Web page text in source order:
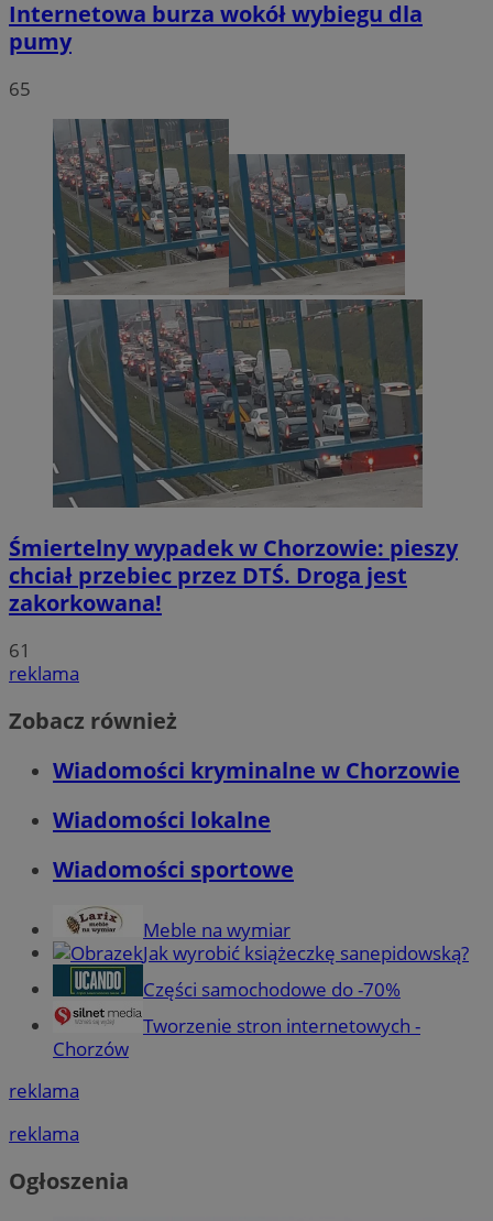
Internetowa burza wokół wybiegu dla
pumy
65
Śmiertelny wypadek w Chorzowie: pieszy
chciał przebiec przez DTŚ. Droga jest
zakorkowana!
61
reklama
Zobacz również
Wiadomości kryminalne w Chorzowie
Wiadomości lokalne
Wiadomości sportowe
Meble na wymiar
Jak wyrobić książeczkę sanepidowską?
Części samochodowe do -70%
Tworzenie stron internetowych -
Chorzów
reklama
reklama
Ogłoszenia